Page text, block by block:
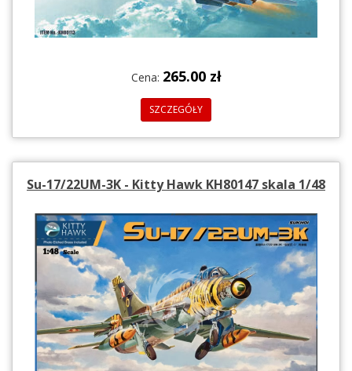
Cena: 265.00 zł
SZCZEGÓŁY
Su-17/22UM-3K - Kitty Hawk KH80147 skala 1/48